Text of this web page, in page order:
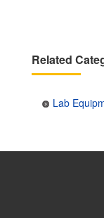
Related
Lab